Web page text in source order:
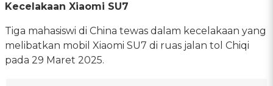
Kecelakaan Xiaomi SU7
Tiga mahasiswi di China tewas dalam kecelakaan yang
melibatkan mobil Xiaomi SU7 di ruas jalan tol Chiqi
pada 29 Maret 2025.